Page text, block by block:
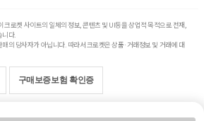
크로켓 사이트의 일체의 정보, 콘텐츠 및 UI등을 상업적 목적으로 전재,
니다.
의 당사자가 아닙니다. 따라서 크로켓은 상품·거래정보 및 거래에 대
구매보증보험 확인증